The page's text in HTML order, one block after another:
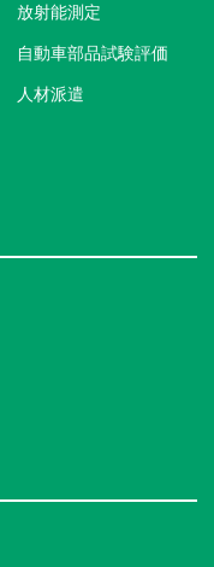
放射能測定
自動車部品試験評価
人材派遣